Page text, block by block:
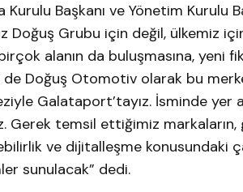
Başkanı ve Yönetim Kurulu
Grubu için değil, ülkemiz
alanın da buluşmasına, yeni
Doğuş Otomotiv olarak bu
Galataport’tayız. İsminde yer
Gerek temsil ettiğimiz markaların,
ve dijitalleşme konusundaki
sunulacak” dedi.